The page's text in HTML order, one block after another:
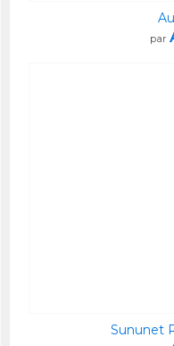
par
Sununet